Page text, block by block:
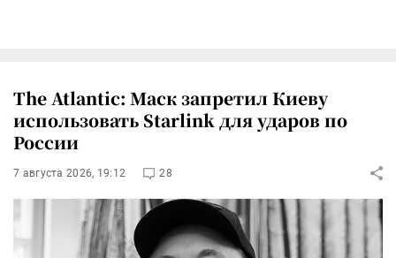
The Atlantic: Маск запретил Киеву
использовать Starlink для ударов по
России
7 августа 2026, 19:12 28